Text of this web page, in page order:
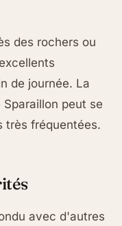
des rochers ou
de journée. La
peut se
très fréquentées.
avec d'autres